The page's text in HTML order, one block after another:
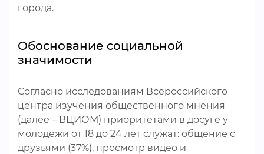
города.
Обоснование социальной
значимости
Согласно исследованиям Всероссийского
центра изучения общественного мнения
(далее – ВЦИОМ) приоритетами в досуге у
молодежи от 18 до 24 лет служат: общение с
друзьями (37%), просмотр видео и